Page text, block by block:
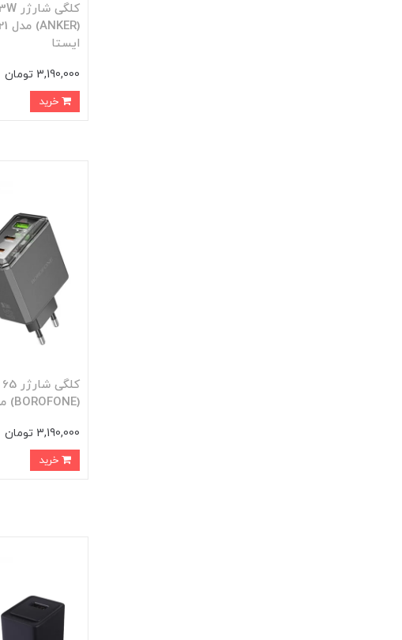
ایستا
3,190,000 تومان
(BOROFONE) مدل BAS34A
3,190,000 تومان